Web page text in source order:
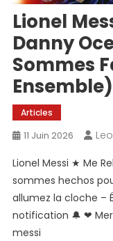
Lionel
Danny
Sommes
Ensemble)
Articles
11 Juin 2026 Leo
Lionel Messi ★ Me
sommes hechos
allumez la cloche –
notification 🔔 ❤
messi